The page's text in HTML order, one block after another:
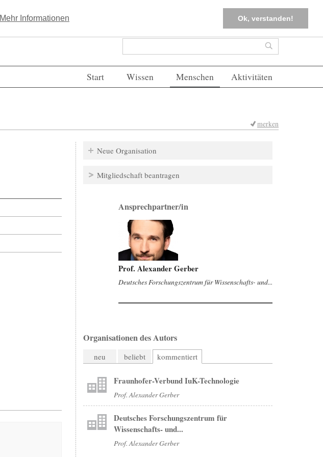
Mehr Informationen Ok, verstanden!
Kostenlos registrieren FAQs Einloggen
Suchformular Suche
Start Wissen Menschen Aktivitäten
merken
Neue Organisation
Mitgliedschaft beantragen
Ansprechpartner/in
Prof. Alexander Gerber
Deutsches Forschungszentrum für Wissenschafts- und...
Organisationen des Autors
neu beliebt kommentiert
Fraunhofer-Verbund IuK-Technologie
Prof. Alexander Gerber
Deutsches Forschungszentrum für
Wissenschafts- und...
Prof. Alexander Gerber